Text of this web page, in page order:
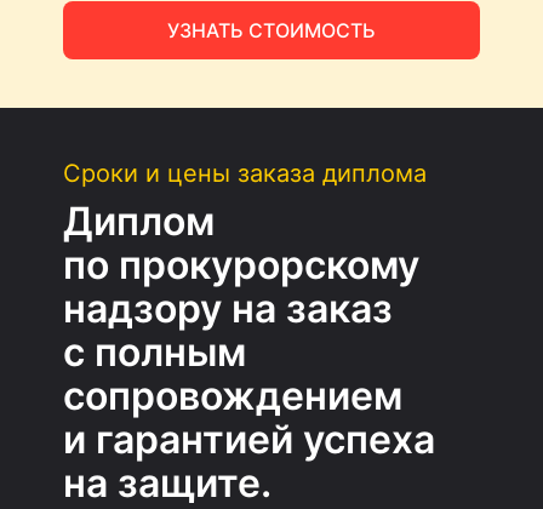
УЗНАТЬ СТОИМОСТЬ
Сроки и цены заказа диплома
Диплом
по прокурорскому
надзору на заказ
с полным
сопровождением
и гарантией успеха
на защите.